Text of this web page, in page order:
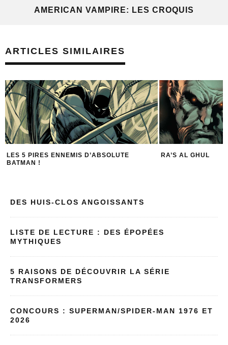
AMERICAN VAMPIRE: LES CROQUIS
ARTICLES SIMILAIRES
LES 5 PIRES ENNEMIS D’ABSOLUTE
BATMAN !
RA’S AL GHUL
DES HUIS-CLOS ANGOISSANTS
LISTE DE LECTURE : DES ÉPOPÉES
MYTHIQUES
5 RAISONS DE DÉCOUVRIR LA SÉRIE
TRANSFORMERS
CONCOURS : SUPERMAN/SPIDER-MAN 1976 ET
2026